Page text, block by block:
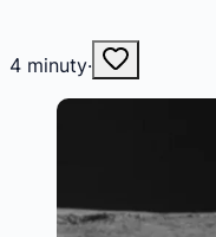
4 minuty·